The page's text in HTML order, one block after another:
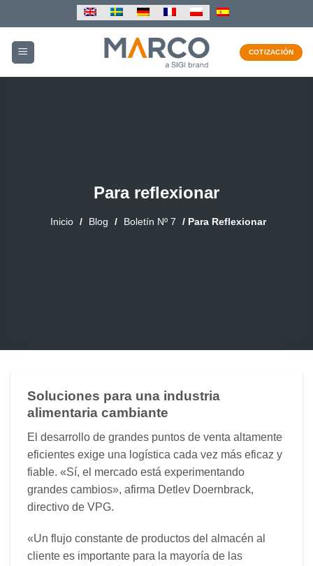
al
contenido
COTIZACIÓN
Para reflexionar
Inicio / Blog / Boletín Nº 7 / Para Reflexionar
Soluciones para una industria
alimentaria cambiante
El desarrollo de grandes puntos de venta altamente
eficientes exige una logística cada vez más eficaz y
fiable. «Sí, el mercado está experimentando
grandes cambios», afirma Detlev Doernbrack,
directivo de VPG.
«Un flujo constante de productos del almacén al
cliente es importante para la mayoría de las